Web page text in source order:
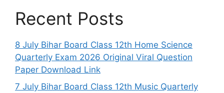
Recent Posts
8 July Bihar Board Class 12th Home Science
Quarterly Exam 2026 Original Viral Question
Paper Download Link
7 July Bihar Board Class 12th Music Quarterly